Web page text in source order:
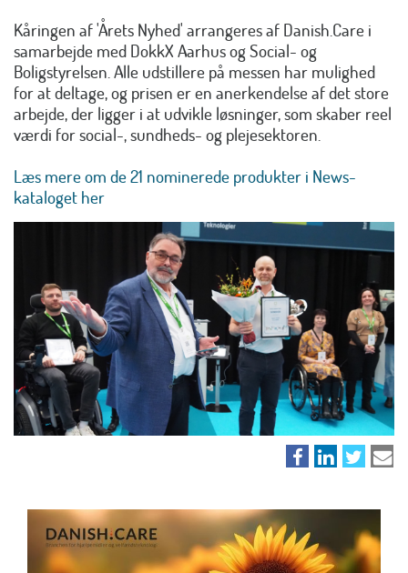
Kåringen af 'Årets Nyhed' arrangeres af Danish.Care i
samarbejde med DokkX Aarhus og Social- og
Boligstyrelsen. Alle udstillere på messen har mulighed
for at deltage, og prisen er en anerkendelse af det store
arbejde, der ligger i at udvikle løsninger, som skaber reel
værdi for social-, sundheds- og plejesektoren.
Læs mere om de 21 nominerede produkter i News-
kataloget her